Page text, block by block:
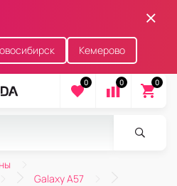
Кемерово
0 0 0
Galaxy A57